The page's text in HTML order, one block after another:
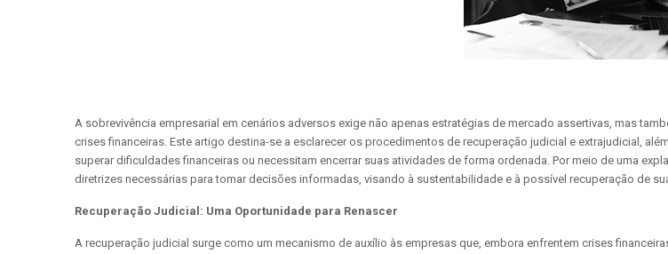
A sobrevivência empresarial em cenários adversos exige não apenas estratégias de mercado assertivas, mas
crises financeiras. Este artigo destina-se a esclarecer os procedimentos de recuperação judicial e extrajudicial,
superar dificuldades financeiras ou necessitam encerrar suas atividades de forma ordenada. Por meio de uma
diretrizes necessárias para tomar decisões informadas, visando à sustentabilidade e à possível recuperação de
Recuperação Judicial: Uma Oportunidade para Renascer
A recuperação judicial surge como um mecanismo de auxílio às empresas que, embora enfrentem crises